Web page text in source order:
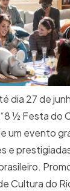
dia 27 de
½ Festa do
um evento
e
Cultura do